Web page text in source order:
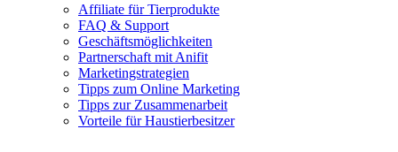
Affiliate für Tierprodukte
FAQ & Support
Geschäftsmöglichkeiten
Partnerschaft mit Anifit
Marketingstrategien
Tipps zum Online Marketing
Tipps zur Zusammenarbeit
Vorteile für Haustierbesitzer